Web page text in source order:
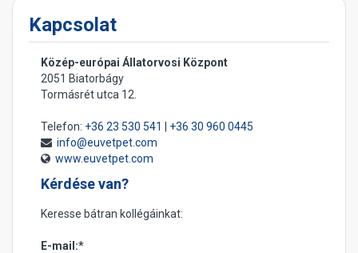
Kapcsolat
Közép-európai Állatorvosi Központ
2051 Biatorbágy
Tormásrét utca 12.
Telefon: +36 23 530 541
+36 30 960 0445
info@euvetpet.com
www.euvetpet.com
Kérdése van?
Keresse bátran kollégáinkat:
E-mail:*